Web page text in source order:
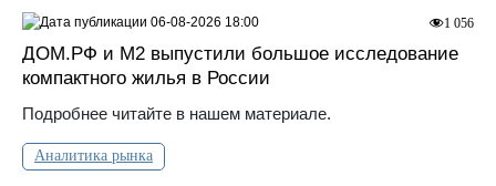
ДOМ.PФ и М2 выпустили большое исследование
компактного жилья в России
Подробнее читайте в нашем материале.
Аналитика рынка
1 056
06-08-2026 18:00